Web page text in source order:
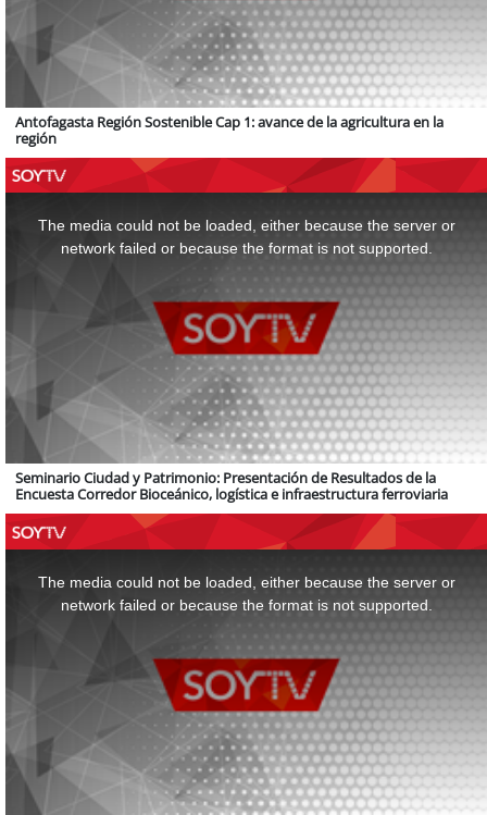
Antofagasta Región Sostenible Cap 1: avance de la agricultura en la
región
The media could not be loaded, either because the server or
network failed or because the format is not supported.
Seminario Ciudad y Patrimonio: Presentación de Resultados de la
Encuesta Corredor Bioceánico, logística e infraestructura ferroviaria
The media could not be loaded, either because the server or
network failed or because the format is not supported.